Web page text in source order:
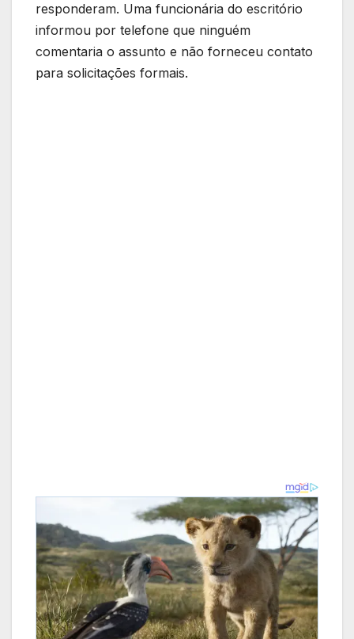
responderam. Uma funcionária do escritório
informou por telefone que ninguém
comentaria o assunto e não forneceu contato
para solicitações formais.